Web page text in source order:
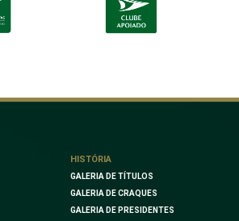
HISTÓRIA
GALERIA DE TÍTULOS
GALERIA DE CRAQUES
GALERIA DE PRESIDENTES